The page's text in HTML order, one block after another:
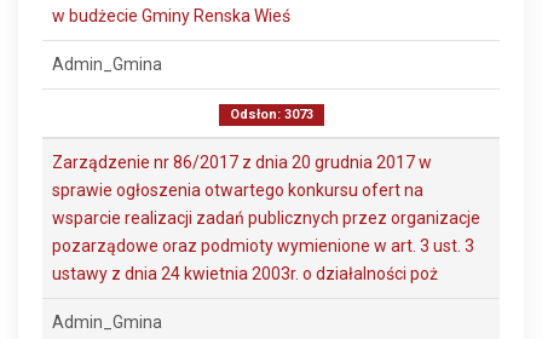
w budżecie Gminy Renska Wieś
Admin_Gmina
Odsłon: 3073
Zarządzenie nr 86/2017 z dnia 20 grudnia 2017 w
sprawie ogłoszenia otwartego konkursu ofert na
wsparcie realizacji zadań publicznych przez organizacje
pozarządowe oraz podmioty wymienione w art. 3 ust. 3
ustawy z dnia 24 kwietnia 2003r. o działalności poż
Admin_Gmina